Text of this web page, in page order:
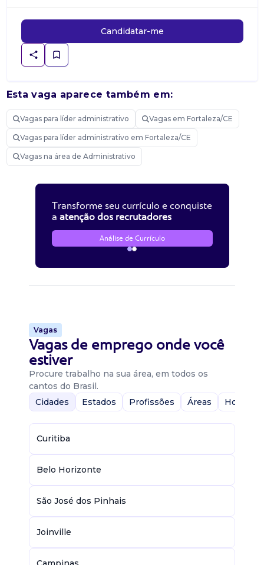
Candidatar-me
Esta vaga aparece também em:
Vagas para líder administrativo Vagas em Fortaleza/CE
Vagas para líder administrativo em Fortaleza/CE
Vagas na área de Administrativo
Transforme seu currículo e conquiste
a atenção dos recrutadores
Análise de Currículo
Vagas
Vagas de emprego onde você
estiver
Procure trabalho na sua área, em todos os
cantos do Brasil.
Cidades
Estados Profissões Áreas Home-
Curitiba
Belo Horizonte
São José dos Pinhais
Joinville